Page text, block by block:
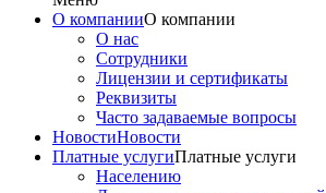
О компанииО компании
О нас
Сотрудники
Лицензии и сертификаты
Реквизиты
Часто задаваемые вопросы
НовостиНовости
Платные услугиПлатные услуги
Населению